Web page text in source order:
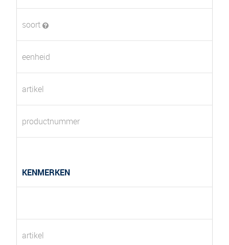
soort
eenheid
artikel
productnummer
KENMERKEN
artikel